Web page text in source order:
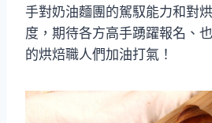
手對奶油麵團的駕馭能力和對
度，期待各方高手踴躍報名、
的烘焙職人們加油打氣！